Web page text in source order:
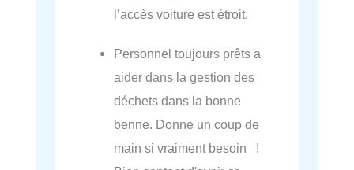
l’accès voiture est étroit.
Personnel toujours prêts a
aider dans la gestion des
déchets dans la bonne
benne. Donne un coup de
main si vraiment besoin !